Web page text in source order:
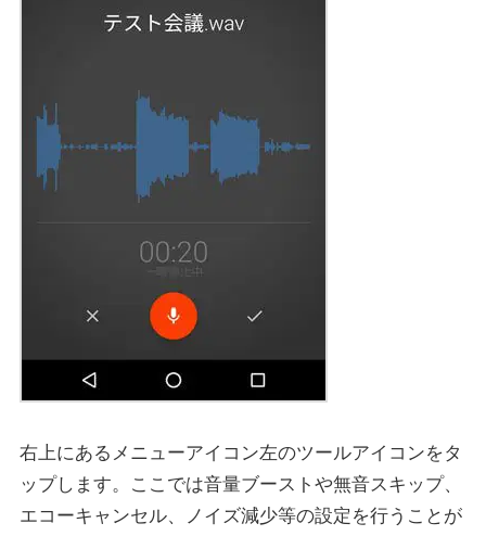
右上にあるメニューアイコン左のツールアイコンをタ
ップします。ここでは音量ブーストや無音スキップ、
エコーキャンセル、ノイズ減少等の設定を行うことが